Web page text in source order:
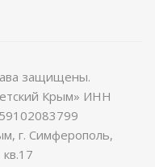
защищены.
Крым» ИНН
г. Симферополь,